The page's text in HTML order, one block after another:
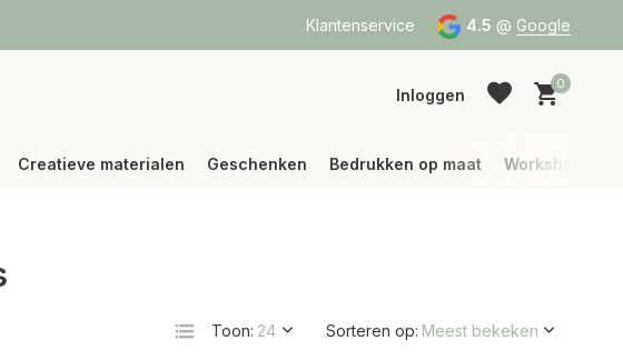
Vanaf 75 € betalen wij jouw verzending
Klantenservice 4.5 @ Google
Inloggen
0
Creatieve materialen Geschenken Bedrukken op maat Workshops
Toon: Sorteren op: